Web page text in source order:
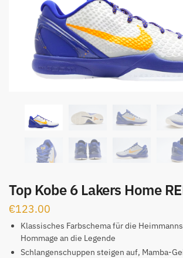
Top Kobe 6 Lakers Home
€123.00
Klassisches Farbschema für die
Hommage an die Legende
Schlangenschuppen steigen auf, Mamba-